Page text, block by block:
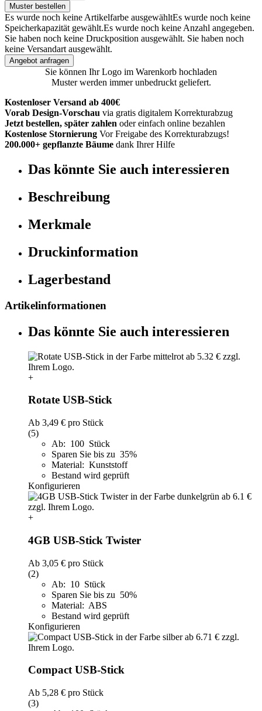
Muster bestellen
Es wurde noch keine Artikelfarbe ausgewähltEs wurde noch keine
Speicherkapazität gewählt.Es wurde noch keine Anzahl angegeben.
Sie haben noch keine Druckposition ausgewählt. Sie haben noch
keine Versandart ausgewählt.
Angebot anfragen
Sie können Ihr Logo im Warenkorb hochladen
Muster werden immer unbedruckt geliefert.
Kostenloser Versand ab 400€
Vorab Design-Vorschau via gratis digitalem Korrekturabzug
Jetzt bestellen, später zahlen oder einfach online bezahlen
Kostenlose Stornierung Vor Freigabe des Korrekturabzugs!
200.000+ gepflanzte Bäume dank Ihrer Hilfe
Das könnte Sie auch interessieren
Beschreibung
Merkmale
Druckinformation
Lagerbestand
Artikelinformationen
Das könnte Sie auch interessieren
+
Rotate USB-Stick
Ab 3,49 € pro Stück
(5)
Ab: 100 Stück
Sparen Sie bis zu 35%
Material: Kunststoff
Bestand wird geprüft
Konfigurieren
+
4GB USB-Stick Twister
Ab 3,05 € pro Stück
(2)
Ab: 10 Stück
Sparen Sie bis zu 50%
Material: ABS
Bestand wird geprüft
Konfigurieren
Compact USB-Stick
Ab 5,28 € pro Stück
(3)